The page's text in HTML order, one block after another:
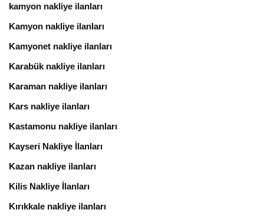
kamyon nakliye ilanları
Kamyon nakliye ilanları
Kamyonet nakliye ilanları
Karabük nakliye ilanları
Karaman nakliye ilanları
Kars nakliye ilanları
Kastamonu nakliye ilanları
Kayseri Nakliye İlanları
Kazan nakliye ilanları
Kilis Nakliye İlanları
Kırıkkale nakliye ilanları